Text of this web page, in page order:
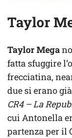
Taylor
Taylor Mega
fatta sfuggire
frecciatina,
due si erano
CR4 – La
cui Antonella
partenza per il